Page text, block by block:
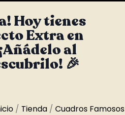
Hoy tienes
Extra en
al
🎉
/ Tienda / Cuadros Famosos